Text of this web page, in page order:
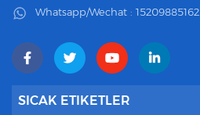
Whatsapp/Wechat : 15209885162
SICAK ETIKETLER